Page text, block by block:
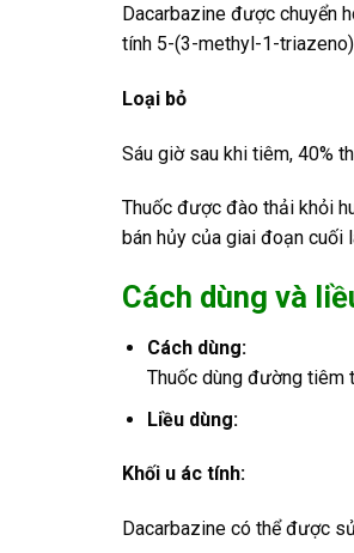
Dacarbazine được chuyển
tính 5-(3-methyl-1-
Loại bỏ
Sáu giờ sau khi tiêm, 40%
Thuốc được đào thải khỏi
bán hủy của giai đoạn cuối
Cách dùng và
Cách dùng:
Thuốc dùng đường tiêm
Liều dùng:
Khối u ác tính:
Dacarbazine có thể được